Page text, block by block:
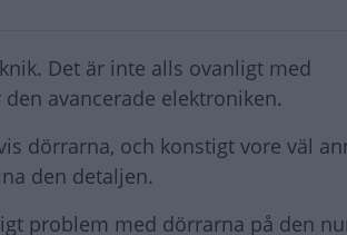
Det är inte alls ovanligt med
avancerade elektroniken.
dörrarna, och konstigt vore väl
den detaljen.
problem med dörrarna på den